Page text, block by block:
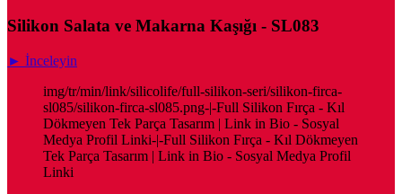
Silikon Salata ve Makarna Kaşığı - SL083
► İnceleyin
img/tr/min/link/silicolife/full-silikon-seri/silikon-firca-
sl085/silikon-firca-sl085.png-|-Full Silikon Fırça - Kıl
Dökmeyen Tek Parça Tasarım | Link in Bio - Sosyal
Medya Profil Linki-|-Full Silikon Fırça - Kıl Dökmeyen
Tek Parça Tasarım | Link in Bio - Sosyal Medya Profil
Linki